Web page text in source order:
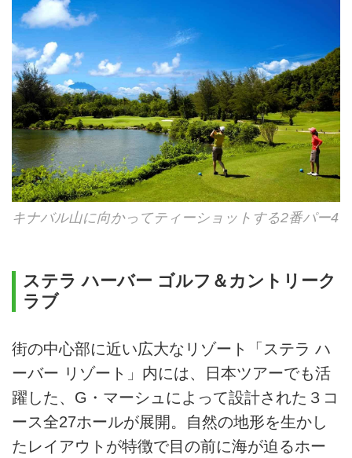
キナバル山に向かってティーショットする2番パー4
ステラ ハーバー ゴルフ＆カントリーク
ラブ
街の中心部に近い広大なリゾート「ステラ ハ
ーバー リゾート」内には、日本ツアーでも活
躍した、G・マーシュによって設計された３コ
ース全27ホールが展開。自然の地形を生かし
たレイアウトが特徴で目の前に海が迫るホー